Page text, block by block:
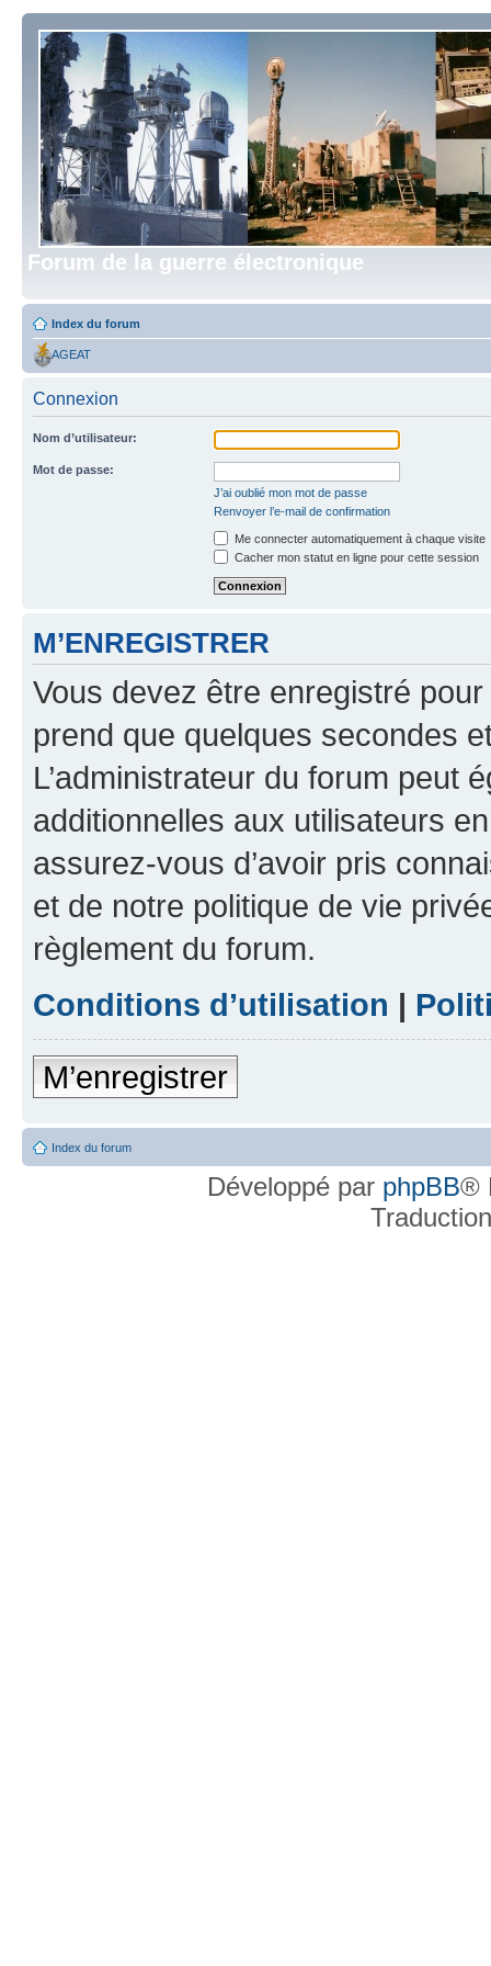
Forum de la guerre électronique
Index du forum
AGEAT
Connexion
Nom d’utilisateur:
Mot de passe:
J’ai oublié mon mot de passe
Renvoyer l’e-mail de confirmation
Me connecter automatiquement à chaque visite
Cacher mon statut en ligne pour cette session
M’ENREGISTRER
Vous devez être enregistré
prend que quelques secondes
L’administrateur du forum peut
additionnelles aux utilisateurs
assurez-vous d’avoir pris
et de notre politique de vie
règlement du forum.
Conditions d’utilisation |
M’enregistrer
Index du forum
Développé par phpBB®